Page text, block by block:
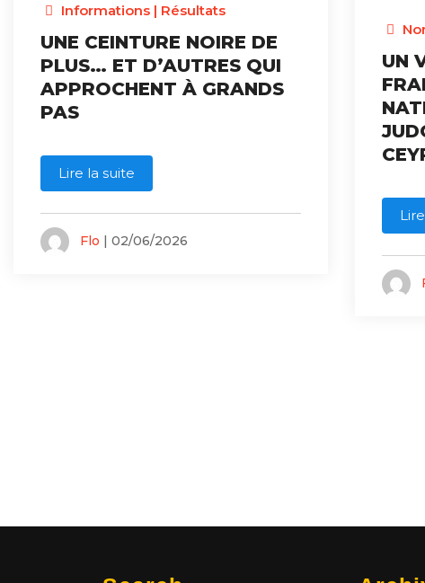
Informations| Résultats
UNE CEINTURE NOIRE DE
PLUS… ET D’AUTRES QUI
APPROCHENT À GRANDS
PAS
Lire la suite
Flo | 02/06/2026
UN